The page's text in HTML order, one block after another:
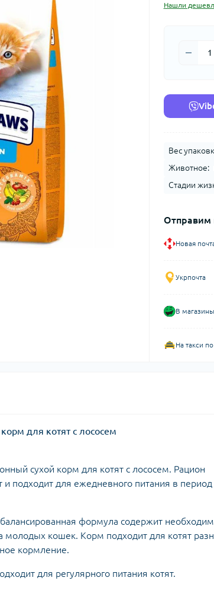
Нашли
Вес
Животное:
Стадии
Отправим
Новая
Укрпочта
В
На такси
для котят с лососем
сухой корм для котят с лососем. Рацион
и подходит для ежедневного питания в период
формула содержит
молодых кошек. Корм подходит для котят
кормление.
для регулярного питания котят.